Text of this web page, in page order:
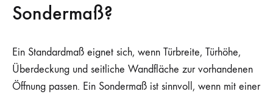
Sondermaß?
Ein Standardmaß eignet sich, wenn Türbreite, Türhöhe,
Überdeckung und seitliche Wandfläche zur vorhandenen
Öffnung passen. Ein Sondermaß ist sinnvoll, wenn mit einer